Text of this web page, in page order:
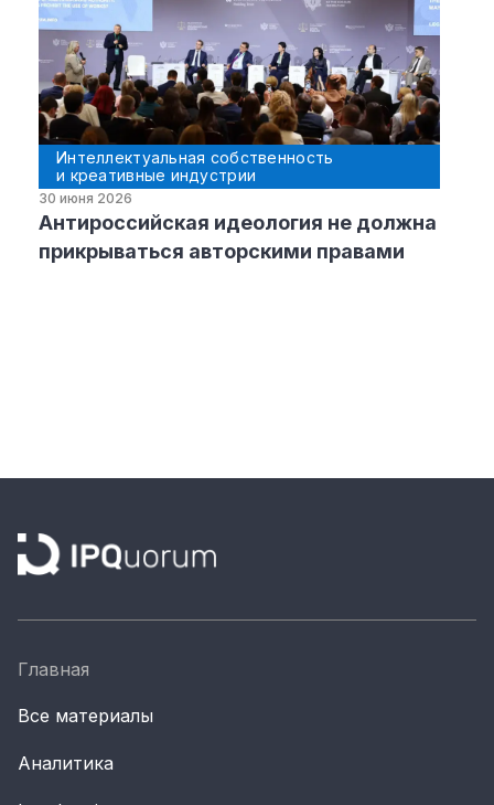
Интеллектуальная собственность
и креативные индустрии
30 июня 2026
Антироссийская идеология не должна
прикрываться авторскими правами
Главная
Все материалы
Аналитика